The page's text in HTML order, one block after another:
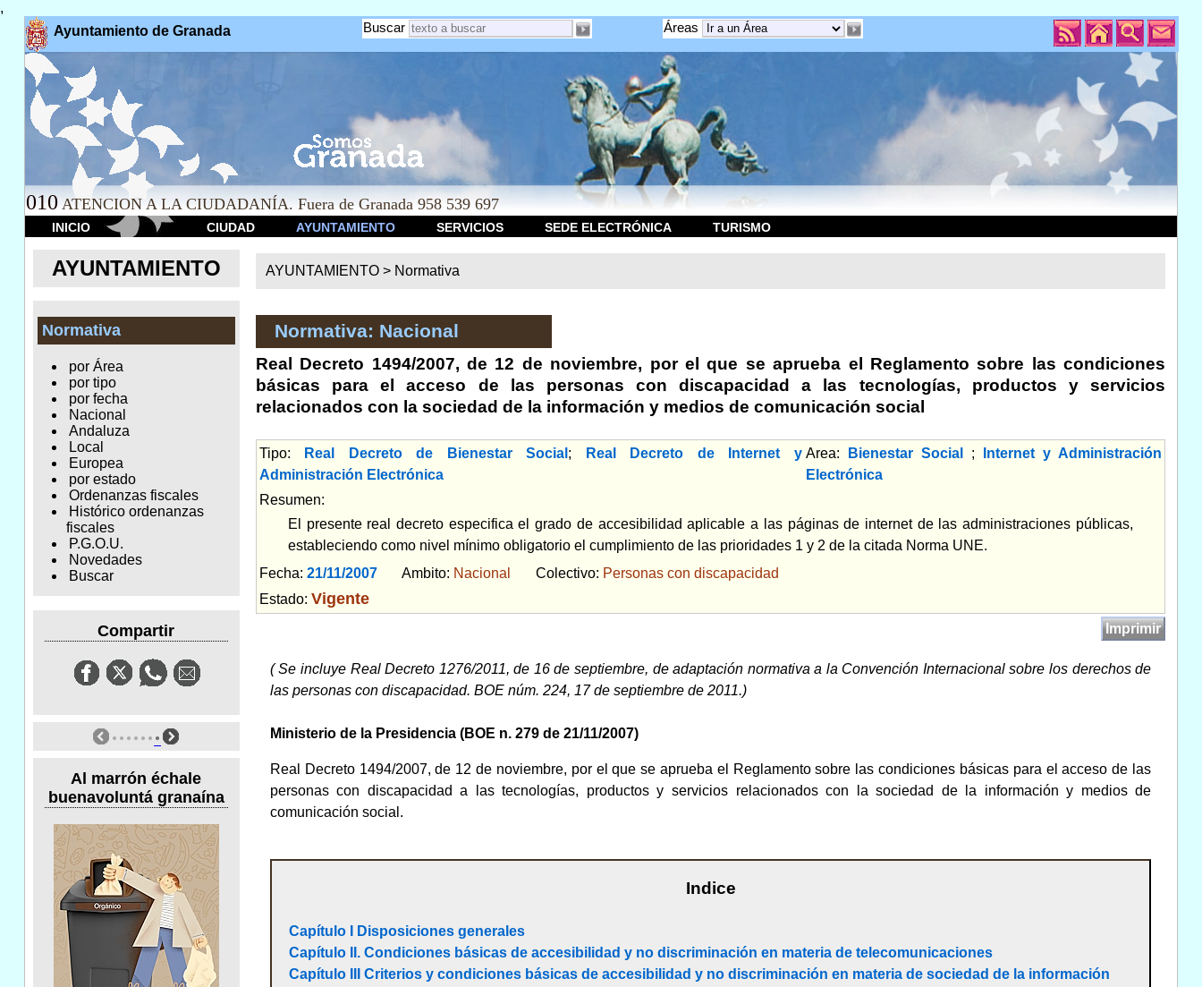
,
Ayuntamiento de Granada
Áreas
Buscar
010 ATENCION A LA CIUDADANÍA. Fuera de Granada 958 539 697
INICIO CIUDAD AYUNTAMIENTO SERVICIOS SEDE ELECTRÓNICA TURISMO
AYUNTAMIENTO
Normativa
por Área
por tipo
por fecha
Nacional
Andaluza
Local
Europea
por estado
Ordenanzas fiscales
Histórico ordenanzas
fiscales
P.G.O.U.
Novedades
Buscar
Compartir
Al marrón échale
buenavoluntá granaína
AYUNTAMIENTO > Normativa
Normativa: Nacional
Real Decreto 1494/2007, de 12 de noviembre, por el que se aprueba el Reglamento sobre las condiciones
básicas para el acceso de las personas con discapacidad a las tecnologías, productos y servicios
relacionados con la sociedad de la información y medios de comunicación social
Tipo: Real Decreto de Bienestar Social ;
Real Decreto de Internet y
Administración Electrónica
Area: Bienestar Social ;
Internet y Administración
Electrónica
Resumen:
El presente real decreto especifica el grado de accesibilidad aplicable a las páginas de internet de las administraciones públicas,
estableciendo como nivel mínimo obligatorio el cumplimiento de las prioridades 1 y 2 de la citada Norma UNE.
Fecha: 21/11/2007Ambito: Nacional Colectivo: Personas con discapacidad
Estado: Vigente
Imprimir
( Se incluye Real Decreto 1276/2011, de 16 de septiembre, de adaptación normativa a la Convención Internacional sobre los derechos de
las personas con discapacidad. BOE núm. 224, 17 de septiembre de 2011.)
Ministerio de la Presidencia (BOE n. 279 de 21/11/2007)
Real Decreto 1494/2007, de 12 de noviembre, por el que se aprueba el Reglamento sobre las condiciones básicas para el acceso de las
personas con discapacidad a las tecnologías, productos y servicios relacionados con la sociedad de la información y medios de
comunicación social.
Indice
Capítulo I Disposiciones generales
Capítulo II. Condiciones básicas de accesibilidad y no discriminación en materia de telecomunicaciones
Capítulo III Criterios y condiciones básicas de accesibilidad y no discriminación en materia de sociedad de la información